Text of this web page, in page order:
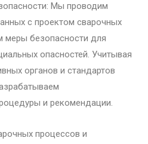
Мы проводим
с проектом сварочных
меры безопасности для
опасностей. Учитывая
органов и стандартов
и рекомендации.
процессов и